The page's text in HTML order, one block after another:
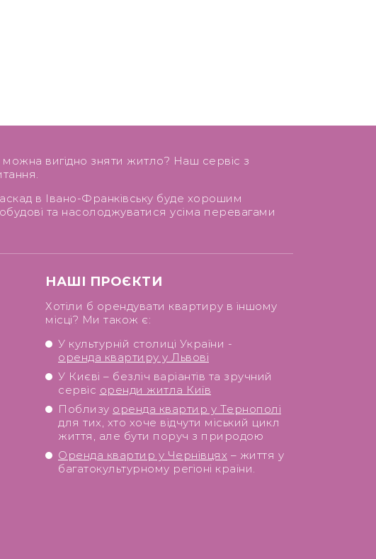
вигідно зняти житло? Наш сервіс з
в Івано-Франківську буде хорошим
та насолоджуватися усіма перевагами
НАШІ ПРОЄКТИ
Хотіли б орендувати квартиру в іншому
місці? Ми також є:
У культурній столиці України -
оренда квартиру у Львові
У Києві – безліч варіантів та зручний
сервіс оренди житла Київ
Поблизу оренда квартир у Тернополі
для тих, хто хоче відчути міський цикл
життя, але бути поруч з природою
Оренда квартир у Чернівцях – життя у
багатокультурному регіоні країни.